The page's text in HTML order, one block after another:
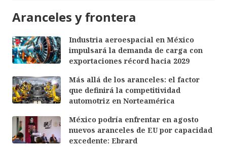
Aranceles y frontera
Industria aeroespacial en México
impulsará la demanda de carga con
exportaciones récord hacia 2029
Más allá de los aranceles: el factor
que definirá la competitividad
automotriz en Norteamérica
México podría enfrentar en agosto
nuevos aranceles de EU por capacidad
excedente: Ebrard